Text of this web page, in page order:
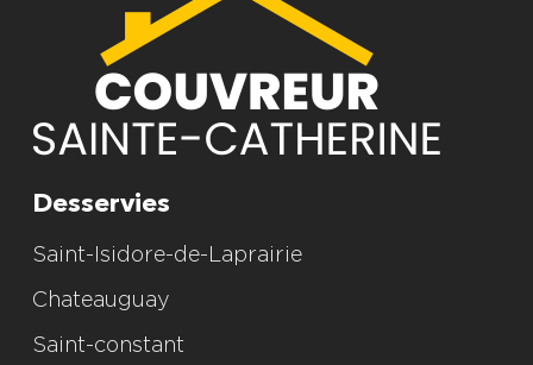
Desservies
Saint-Isidore-de-Laprairie
Chateauguay
Saint-constant